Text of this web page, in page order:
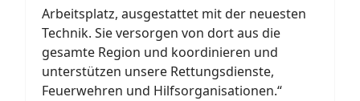
Arbeitsplatz, ausgestattet mit der neuesten
Technik. Sie versorgen von dort aus die
gesamte Region und koordinieren und
unterstützen unsere Rettungsdienste,
Feuerwehren und Hilfsorganisationen.“